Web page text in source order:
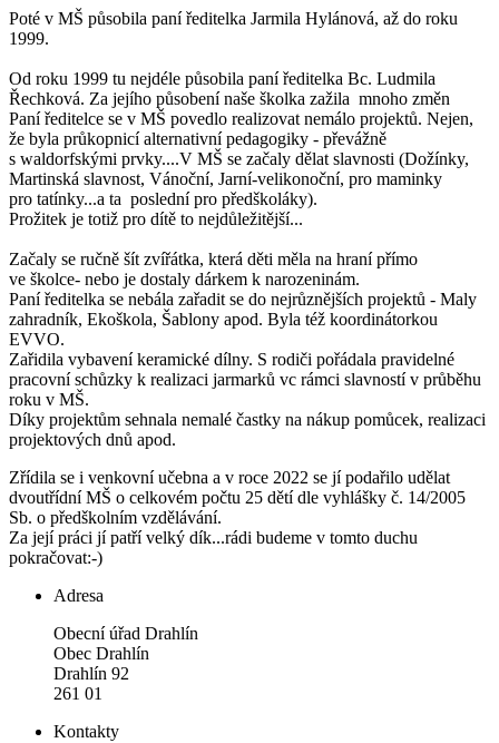
Poté v MŠ působila paní ředitelka Jarmila Hylánová, až do roku
1999.
Od roku 1999 tu nejdéle působila paní ředitelka Bc. Ludmila
Řechková. Za jejího působení naše školka zažila mnoho změn
Paní ředitelce se v MŠ povedlo realizovat nemálo projektů. Nejen,
že byla průkopnicí alternativní pedagogiky - převážně
s waldorfskými prvky....V MŠ se začaly dělat slavnosti (Dožínky,
Martinská slavnost, Vánoční, Jarní-velikonoční, pro maminky
pro tatínky...a ta poslední pro předškoláky).
Prožitek je totiž pro dítě to nejdůležitější...
Začaly se ručně šít zvířátka, která děti měla na hraní přímo
ve školce- nebo je dostaly dárkem k narozeninám.
Paní ředitelka se nebála zařadit se do nejrůznějších projektů - Maly
zahradník, Ekoškola, Šablony apod. Byla též koordinátorkou
EVVO.
Zařidila vybavení keramické dílny. S rodiči pořádala pravidelné
pracovní schůzky k realizaci jarmarků vc rámci slavností v průběhu
roku v MŠ.
Díky projektům sehnala nemalé častky na nákup pomůcek, realizaci
projektových dnů apod.
Zřídila se i venkovní učebna a v roce 2022 se jí podařilo udělat
dvoutřídní MŠ o celkovém počtu 25 dětí dle vyhlášky č. 14/2005
Sb. o předškolním vzdělávání.
Za její práci jí patří velký dík...rádi budeme v tomto duchu
pokračovat:-)
Adresa
Obecní úřad Drahlín
Obec Drahlín
Drahlín 92
261 01
Kontakty